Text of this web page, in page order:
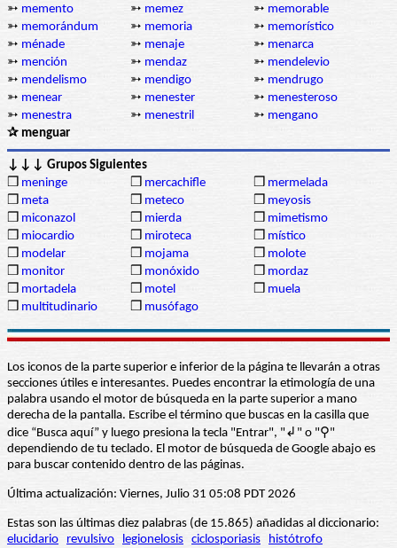
➳ memento ➳ memez ➳ memorable
➳ memorándum ➳ memoria ➳ memorístico
➳ ménade ➳ menaje ➳ menarca
➳ mención ➳ mendaz ➳ mendelevio
➳ mendelismo ➳ mendigo ➳ mendrugo
➳ menear ➳ menester ➳ menesteroso
➳ menestra ➳ menestril ➳ mengano
✰ menguar
↓↓↓ Grupos Siguientes
❒ meninge ❒ mercachifle ❒ mermelada
❒ meta ❒ meteco ❒ meyosis
❒ miconazol ❒ mierda ❒ mimetismo
❒ miocardio ❒ miroteca ❒ místico
❒ modelar ❒ mojama ❒ molote
❒ monitor ❒ monóxido ❒ mordaz
❒ mortadela ❒ motel ❒ muela
❒ multitudinario ❒ musófago
Los iconos de la parte superior e inferior de la página te llevarán a otras
secciones útiles e interesantes. Puedes encontrar la etimología de una
palabra usando el motor de búsqueda en la parte superior a mano
derecha de la pantalla. Escribe el término que buscas en la casilla que
dice “Busca aquí” y luego presiona la tecla "Entrar", "↲" o "⚲"
dependiendo de tu teclado. El motor de búsqueda de Google abajo es
para buscar contenido dentro de las páginas.
Última actualización: Viernes, Julio 31 05:08 PDT 2026
Estas son las últimas diez palabras (de 15.865) añadidas al diccionario:
elucidario
revulsivo legionelosis ciclosporiasis
histótrofo